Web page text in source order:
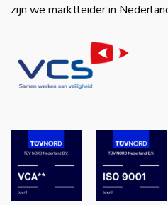
zijn we marktleider in